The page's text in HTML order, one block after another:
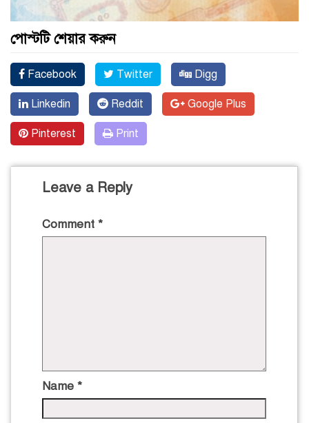
পোস্টটি শেয়ার করুন
Facebook Twitter Digg
Linkedin Reddit Google Plus
Pinterest Print
Leave a Reply
Comment *
Name *